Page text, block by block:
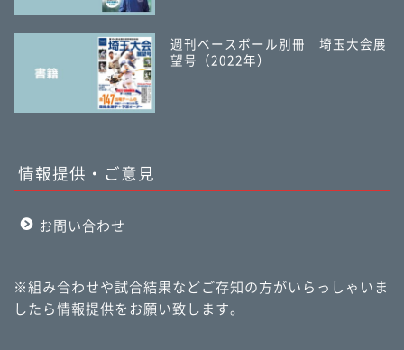
週刊ベースボール別冊 埼玉大会展
望号（2022年）
情報提供・ご意見
お問い合わせ
※組み合わせや試合結果などご存知の方がいらっしゃいま
したら情報提供をお願い致します。